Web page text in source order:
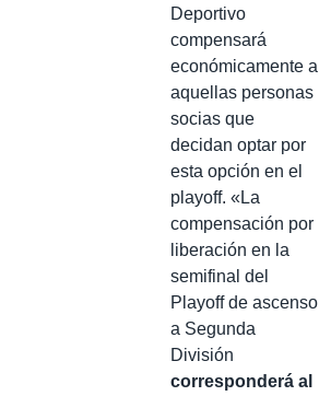
Deportivo
compensará
económicamente a
aquellas personas
socias que
decidan optar por
esta opción en el
playoff. «La
compensación por
liberación en la
semifinal del
Playoff de ascenso
a Segunda
División
corresponderá al